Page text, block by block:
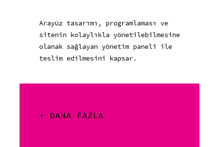
Arayüz tasarımı, programlaması ve
sitenin kolaylıkla yönetilebilmesine
olanak sağlayan yönetim paneli ile
teslim edilmesini kapsar.
+ DAHA FAZLA